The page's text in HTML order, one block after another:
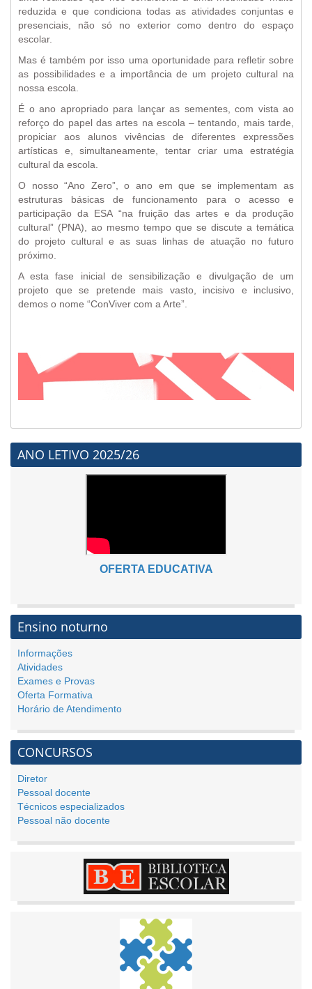
reduzida e que condiciona todas as atividades conjuntas e
presenciais, não só no exterior como dentro do espaço
escolar.
Mas é também por isso uma oportunidade para refletir sobre
as possibilidades e a importância de um projeto cultural na
nossa escola.
É o ano apropriado para lançar as sementes, com vista ao
reforço do papel das artes na escola – tentando, mais tarde,
propiciar aos alunos vivências de diferentes expressões
artísticas e, simultaneamente, tentar criar uma estratégia
cultural da escola.
O nosso “Ano Zero”, o ano em que se implementam as
estruturas básicas de funcionamento para o acesso e
participação da ESA “na fruição das artes e da produção
cultural” (PNA), ao mesmo tempo que se discute a temática
do projeto cultural e as suas linhas de atuação no futuro
próximo.
A esta fase inicial de sensibilização e divulgação de um
projeto que se pretende mais vasto, incisivo e inclusivo,
demos o nome “ConViver com a Arte”.
ANO LETIVO 2025/26
OFERTA EDUCATIVA
Ensino noturno
Informações
Atividades
Exames e Provas
Oferta Formativa
Horário de Atendimento
CONCURSOS
Diretor
Pessoal docente
Técnicos especializados
Pessoal não docente